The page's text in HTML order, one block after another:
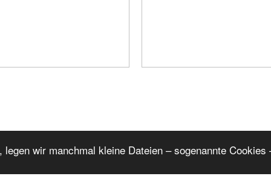
wir manchmal kleine Dateien – sogenannte